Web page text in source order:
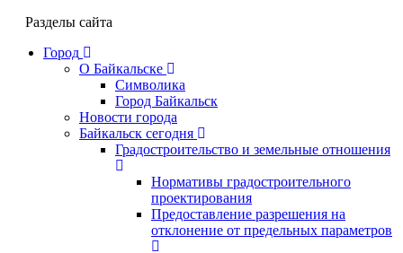
Разделы сайта
Город
О Байкальске
Символика
Город Байкальск
Новости города
Байкальск сегодня
Градостроительство и земельные отношения
Нормативы градостроительного
проектирования
Предоставление разрешения на
отклонение от предельных параметров